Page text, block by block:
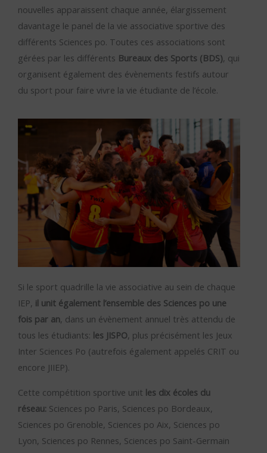
nouvelles apparaissent chaque année, élargissement
davantage le panel de la vie associative sportive des
différents Sciences po. Toutes ces associations sont
gérées par les différents Bureaux des Sports (BDS), qui
organisent également des évènements festifs autour
du sport pour faire vivre la vie étudiante de l’école.
Si le sport quadrille la vie associative au sein de chaque
IEP, il unit également l’ensemble des Sciences po une
fois par an, dans un évènement annuel très attendu de
tous les étudiants: les JISPO, plus précisément les Jeux
Inter Sciences Po (autrefois également appelés CRIT ou
encore JIIEP).
Cette compétition sportive unit les dix écoles du
réseau: Sciences po Paris, Sciences po Bordeaux,
Sciences po Grenoble, Sciences po Aix, Sciences po
Lyon, Sciences po Rennes, Sciences po Saint-Germain